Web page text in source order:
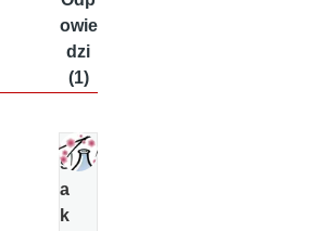
owie
dzi
(1)
s
a
k